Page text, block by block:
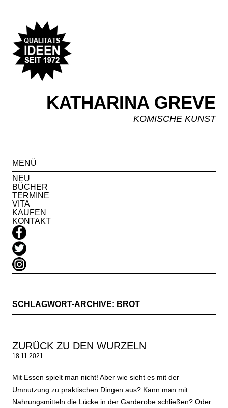
KATHARINA GREVE
KOMISCHE KUNST
MENÜ
NEU
BÜCHER
TERMINE
VITA
KAUFEN
KONTAKT
SCHLAGWORT-ARCHIVE: BROT
ZURÜCK ZU DEN WURZELN
18.11.2021
Mit Essen spielt man nicht! Aber wie sieht es mit der
Umnutzung zu praktischen Dingen aus? Kann man mit
Nahrungsmitteln die Lücke in der Garderobe schließen? Oder